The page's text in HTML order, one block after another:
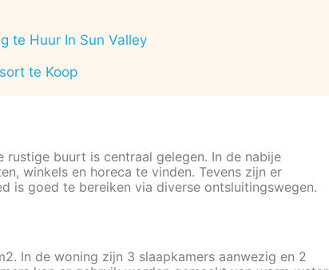
te Huur In Sun Valley
te Koop
rustige buurt is centraal gelegen. In de nabije
winkels en horeca te vinden. Tevens zijn er
is goed te bereiken via diverse ontsluitingswegen.
In de woning zijn 3 slaapkamers aanwezig en 2